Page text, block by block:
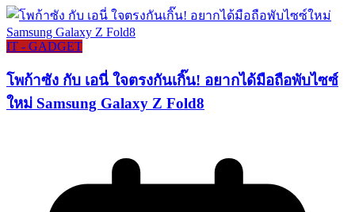
IT - GADGET
โพก้าซัง กับ เอนี่ ใจตรงกันเกิ๊น! อยากได้มือถือพับไซซ์
ใหม่ Samsung Galaxy Z Fold8